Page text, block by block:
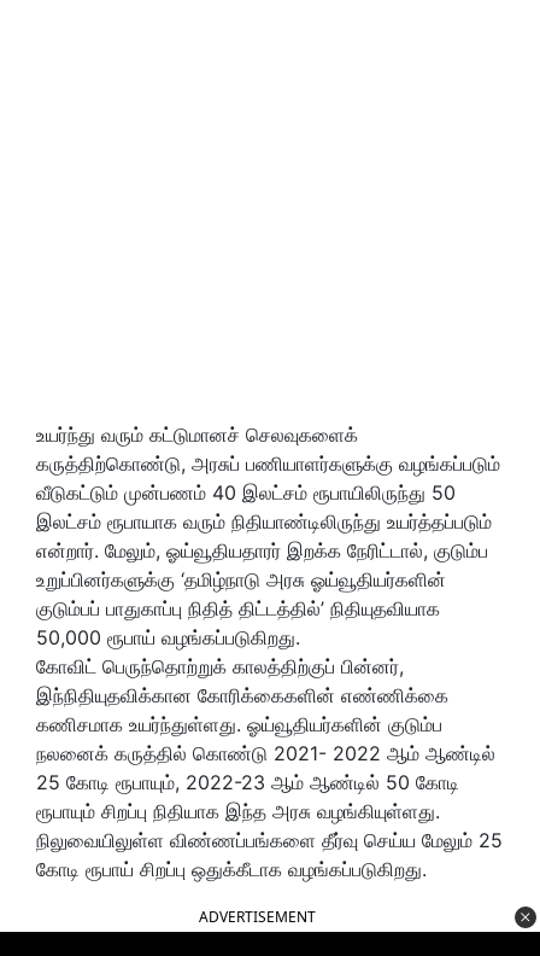
உயர்ந்து வரும் கட்டுமானச் செலவுகளைக்
கருத்திற்கொண்டு, அரசுப் பணியாளர்களுக்கு வழங்கப்படும்
வீடுகட்டும் முன்பணம் 40 இலட்சம் ரூபாயிலிருந்து 50
இலட்சம் ரூபாயாக வரும் நிதியாண்டிலிருந்து உயர்த்தப்படும்
என்றார். மேலும், ஓய்வூதியதாரர் இறக்க நேரிட்டால், குடும்ப
உறுப்பினர்களுக்கு ‘தமிழ்நாடு அரசு ஓய்வூதியர்களின்
குடும்பப் பாதுகாப்பு நிதித் திட்டத்தில்’ நிதியுதவியாக
50,000 ரூபாய் வழங்கப்படுகிறது.
கோவிட் பெருந்தொற்றுக் காலத்திற்குப் பின்னர்,
இந்நிதியுதவிக்கான கோரிக்கைகளின் எண்ணிக்கை
கணிசமாக உயர்ந்துள்ளது. ஓய்வூதியர்களின் குடும்ப
நலனைக் கருத்தில் கொண்டு 2021- 2022 ஆம் ஆண்டில்
25 கோடி ரூபாயும், 2022-23 ஆம் ஆண்டில் 50 கோடி
ரூபாயும் சிறப்பு நிதியாக இந்த அரசு வழங்கியுள்ளது.
நிலுவையிலுள்ள விண்ணப்பங்களை தீர்வு செய்ய மேலும் 25
கோடி ரூபாய் சிறப்பு ஒதுக்கீடாக வழங்கப்படுகிறது.
ADVERTISEMENT